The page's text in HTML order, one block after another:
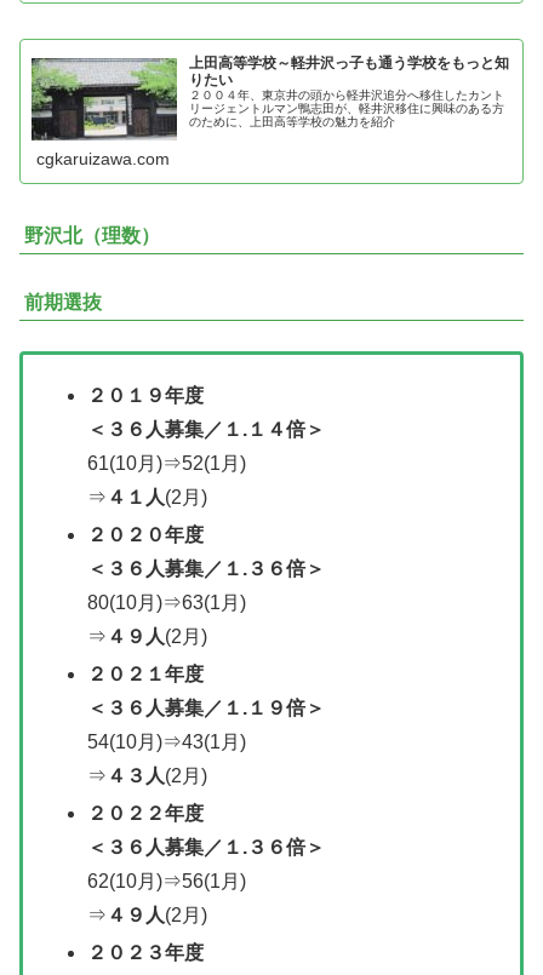
上田高等学校～軽井沢っ子も通う学校をもっと知
りたい
２００４年、東京井の頭から軽井沢追分へ移住したカント
リージェントルマン鴨志田が、軽井沢移住に興味のある方
のために、上田高等学校の魅力を紹介
cgkaruizawa.com
野沢北（理数）
前期選抜
２０１９年度
＜３６人募集／１.１４倍＞
61(10月)⇒52(1月)
⇒ ４１人(2月)
２０２０年度
＜ ３６人募集／ １.３６倍＞
80(10月)⇒63(1月)
⇒ ４９人(2月)
２０２１年度
＜ ３６人募集／ １.１９倍＞
54(10月)⇒43(1月)
⇒ ４３人(2月)
２０２２年度
＜ ３６人募集／ １.３６倍＞
62(10月)⇒56(1月)
⇒ ４９人(2月)
２０２３年度